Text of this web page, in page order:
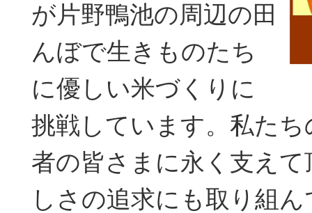
が片野鴨池の周辺の田
んぼで生きものたち
に優しい米づくりに
挑戦しています。私た
者の皆さまに永く支え
しさの追求にも取り組